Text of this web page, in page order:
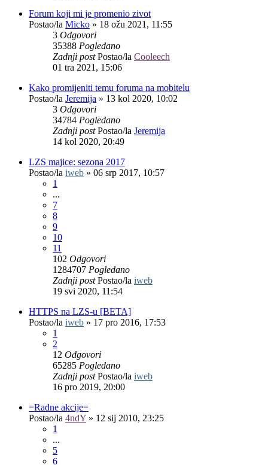
Forum koji mi je promenio zivot
Postao/la Micko » 18 ožu 2021, 11:55
3 Odgovori
35388 Pogledano
Zadnji postPostao/la Cooleech
01 tra 2021, 15:06
Kako promijeniti temu foruma na mobitelu
Postao/la Jeremija » 13 kol 2020, 10:02
3 Odgovori
34784 Pogledano
Zadnji postPostao/la Jeremija
14 kol 2020, 20:49
LZS majice: sezona 2017
Postao/la iweb » 06 srp 2017, 10:57
1
...
7
8
9
10
11
102 Odgovori
1284707 Pogledano
Zadnji postPostao/la iweb
19 svi 2020, 11:54
HTTPS na LZS-u [BETA]
Postao/la iweb » 17 pro 2016, 17:53
1
2
12 Odgovori
65285 Pogledano
Zadnji postPostao/la iweb
16 pro 2019, 20:00
=Radne akcije=
Postao/la 4ndY » 12 sij 2010, 23:25
1
...
5
6